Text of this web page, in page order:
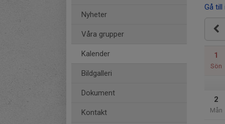
Nyheter
Våra grupper
Kalender
Bildgalleri
Dokument
Kontakt
Gå till
1
Sön
2
Mån